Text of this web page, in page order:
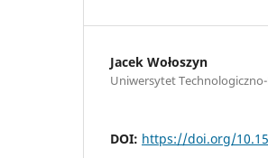
Jacek Wołoszyn
Uniwersytet
DOI: https://doi.org/